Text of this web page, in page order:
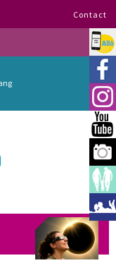
Contact
Allo